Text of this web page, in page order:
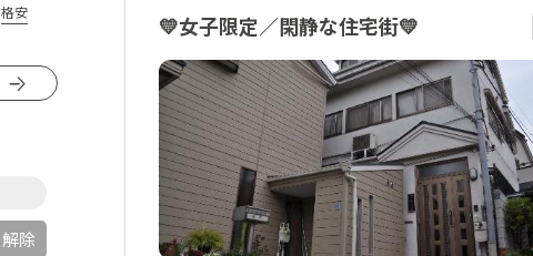
格安
解除
💛女子限定／閑静な住宅街💛